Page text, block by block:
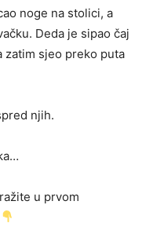
noge na stolici, a
Deda je sipao čaj
zatim sjeo preko puta
njih.
u prvom